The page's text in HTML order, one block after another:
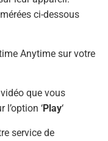
ci-dessous
Anytime sur votre
que vous
‘Play‘
service de